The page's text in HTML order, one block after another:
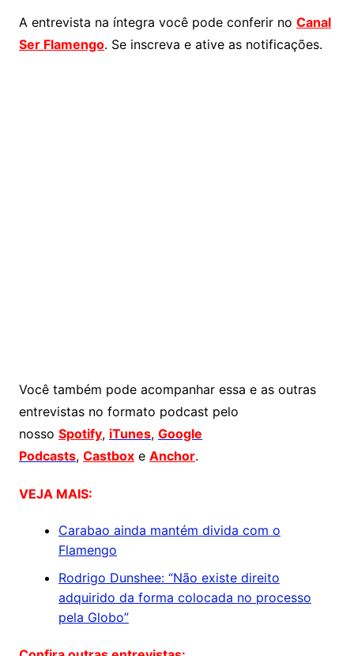
A entrevista na íntegra você pode conferir no Canal
Ser Flamengo. Se inscreva e ative as notificações.
Você também pode acompanhar essa e as outras
entrevistas no formato podcast pelo
nosso Spotify, iTunes, Google
Podcasts, Castboxe Anchor.
VEJA MAIS:
Carabao ainda mantém divida com o
Flamengo
Rodrigo Dunshee: “Não existe direito
adquirido da forma colocada no processo
pela Globo”